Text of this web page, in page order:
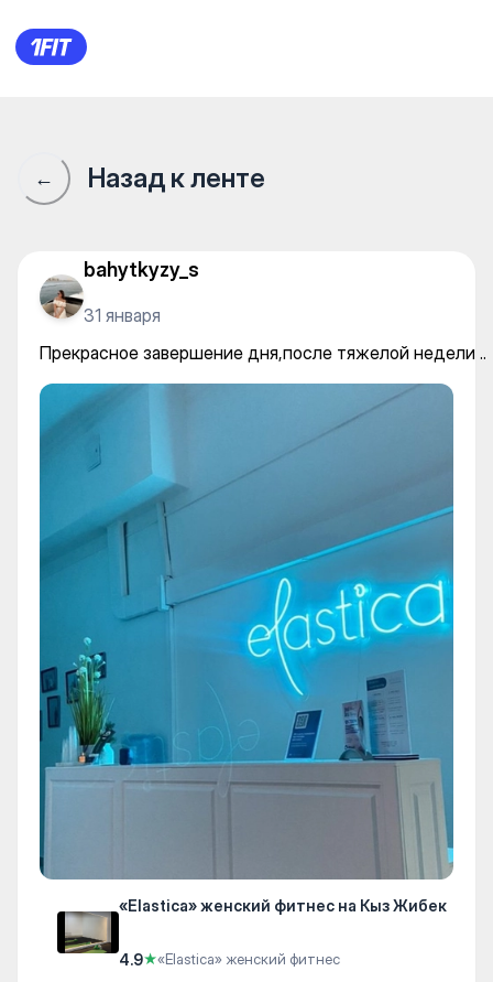
«Elastica» женский фитнес
← Назад к ленте
bahytkyzy_s
31 января
Прекрасное завершение дня,после тяжелой недели ..
«Elastica» женский фитнес на Кыз Жибек
4.9★«Elastica» женский фитнес